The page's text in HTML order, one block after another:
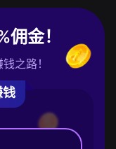
金！
之路！
钱